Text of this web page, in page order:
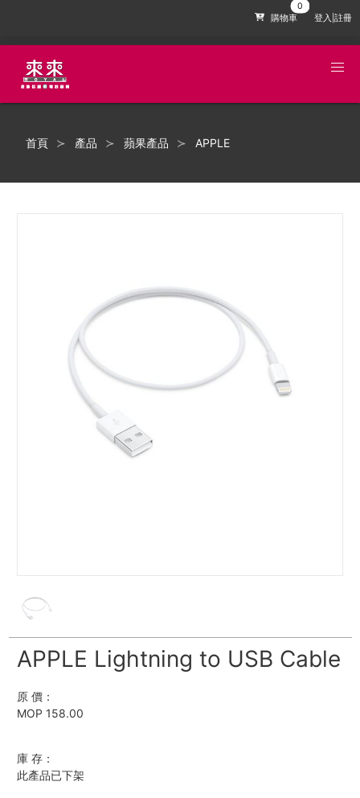
購物車 登入|註冊
首頁 產品 蘋果產品 APPLE
APPLE Lightning to USB Cable
原 價：
MOP 158.00
庫 存：
此產品已下架